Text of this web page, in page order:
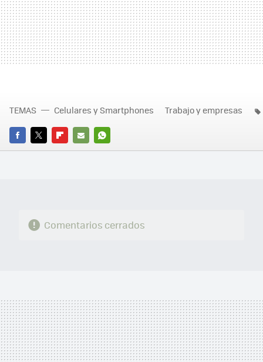
FACEBOOK
TWITTERFLIPBOARD
E-
WHATSAPP
TEMAS Celulares y Smartphones Trabajo y empresas
Comentarios cerrados